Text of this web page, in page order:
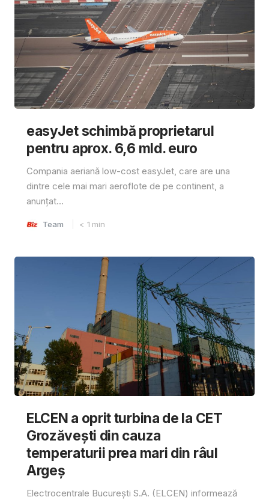
easyJet schimbă proprietarul
pentru aprox. 6,6 mld. euro
Compania aeriană low-cost easyJet, care are una
dintre cele mai mari aeroflote de pe continent, a
anunțat...
Team < 1 min
ELCEN a oprit turbina de la CET
Grozăvești din cauza
temperaturii prea mari din râul
Argeș
Electrocentrale București S.A. (ELCEN) informează